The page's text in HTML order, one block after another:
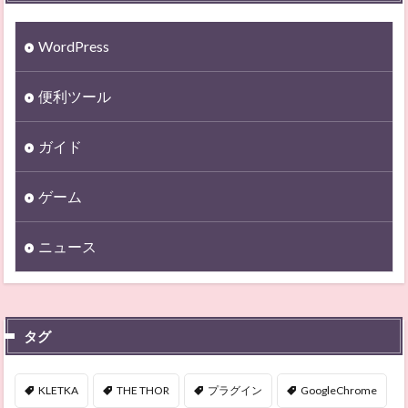
WordPress
便利ツール
ガイド
ゲーム
ニュース
タグ
KLETKA THE THOR プラグイン GoogleChrome